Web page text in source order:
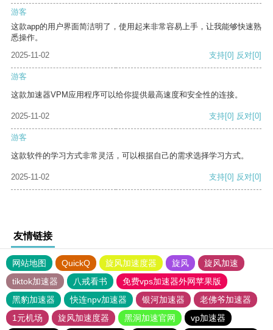
游客
这款app的用户界面简洁明了，使用起来非常容易上手，让我能够快速熟
悉操作。
2025-11-02
支持[0] 反对[0]
游客
这款加速器VPM应用程序可以给你提供最高速度和安全性的连接。
2025-11-02 支持[0] 反对[0]
游客
这款软件的学习方式非常灵活，可以根据自己的需求选择学习方式。
2025-11-02 支持[0] 反对[0]
友情链接
网站地图 QuickQ 旋风加速度器 旋风
旋风加速
tiktok加速器
八戒看书
免费vps加速器外网苹果版
黑豹加速器
快连npv加速器 银河加速器
老佛爷加速器
1元机场
旋风加速度器 黑洞加速官网 vp加速器